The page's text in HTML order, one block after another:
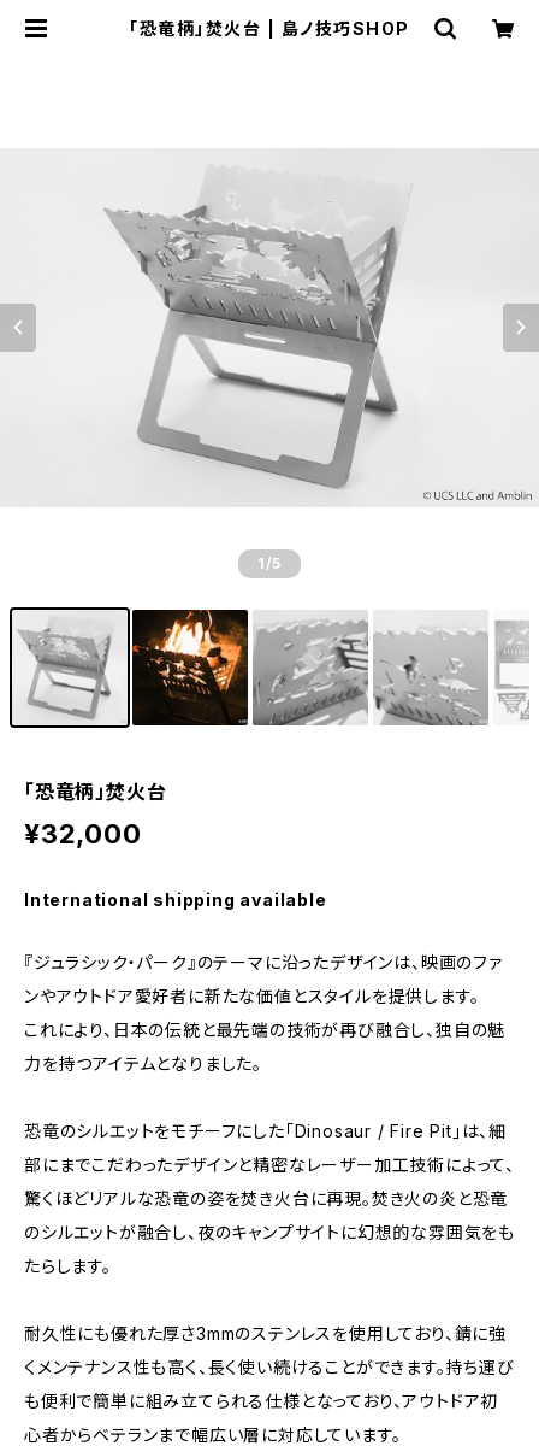
「恐竜柄」焚火台 | 島ノ技巧SHOP
1 /5
「恐竜柄」焚火台
¥32,000
International shipping available
『ジュラシック・パーク』のテーマに沿ったデザインは、映画のファ
ンやアウトドア愛好者に新たな価値とスタイルを提供します。
これにより、日本の伝統と最先端の技術が再び融合し、独自の魅
力を持つアイテムとなりました。
恐竜のシルエットをモチーフにした「Dinosaur / Fire Pit」は、細
部にまでこだわったデザインと精密なレーザー加工技術によって、
驚くほどリアルな恐竜の姿を焚き火台に再現。焚き火の炎と恐竜
のシルエットが融合し、夜のキャンプサイトに幻想的な雰囲気をも
たらします。
耐久性にも優れた厚さ3mmのステンレスを使用しており、錆に強
くメンテナンス性も高く、長く使い続けることができます。持ち運び
も便利で簡単に組み立てられる仕様となっており、アウトドア初
心者からベテランまで幅広い層に対応しています。